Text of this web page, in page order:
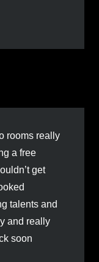
rooms really
a free
get
talents and
and really
soon